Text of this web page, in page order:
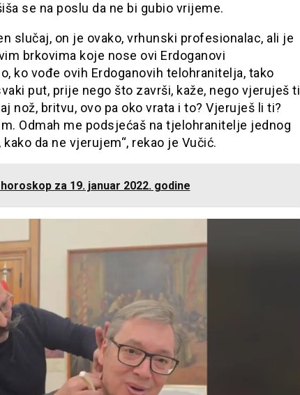
se na poslu da ne bi gubio vrijeme.
slučaj, on je ovako, vrhunski profesionalac, ali je
brkovima koje nose ovi Erdoganovi
ko vođe ovih Erdoganovih telohranitelja, tako
put, prije nego što završi, kaže, nego vjeruješ ti
nož, britvu, ovo pa oko vrata i to? Vjeruješ li ti?
Odmah me podsjećaš na tjelohranitelje jednog
da ne vjerujem“, rekao je Vučić.
za 19. januar 2022. godine